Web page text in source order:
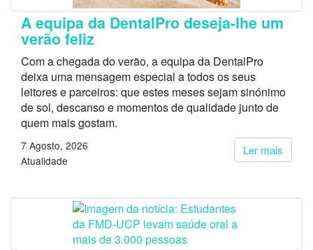
A equipa da DentalPro deseja-lhe um
verão feliz
Com a chegada do verão, a equipa da DentalPro
deixa uma mensagem especial a todos os seus
leitores e parceiros: que estes meses sejam sinónimo
de sol, descanso e momentos de qualidade junto de
quem mais gostam.
Ler mais
7 Agosto, 2026
Atualidade